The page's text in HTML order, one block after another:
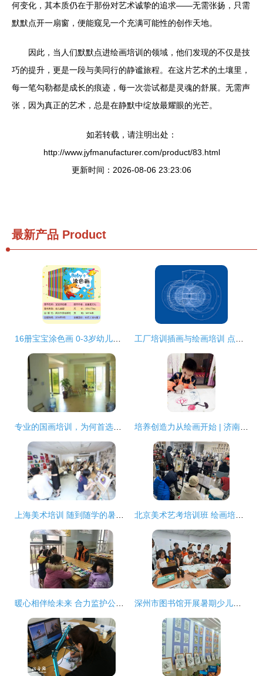
何变化，其本质仍在于那份对艺术诚挚的追求——无需张扬，只需
默默点开一扇窗，便能窥见一个充满可能性的创作天地。
因此，当人们默默点进绘画培训的领域，他们发现的不仅是技
巧的提升，更是一段与美同行的静谧旅程。在这片艺术的土壤里，
每一笔勾勒都是成长的痕迹，每一次尝试都是灵魂的舒展。无需声
张，因为真正的艺术，总是在静默中绽放最耀眼的光芒。
如若转载，请注明出处：
http://www.jyfmanufacturer.com/product/83.html
更新时间：2026-08-06 23:23:06
最新产品 Product